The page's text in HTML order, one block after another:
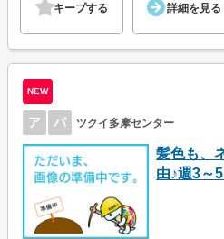
キープする 詳細を見る
NEW
ア パ ツクイ多摩センター
髪色も、
由♪週3～